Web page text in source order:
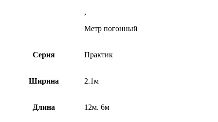
,
Метр погонный
Серия Практик
Ширина 2.1м
Длина 12м. 6м